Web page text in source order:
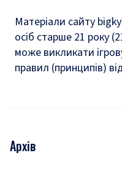
Матеріали сайту
осіб старше 21 року
може викликати
правил (принципів)
Архів